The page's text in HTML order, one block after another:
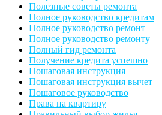
Полезные советы ремонта
Полное руководство кредитам
Полное руководство ремонт
Полное руководство ремонту
Полный гид ремонта
Получение кредита успешно
Пошаговая инструкция
Пошаговая инструкция вычет
Пошаговое руководство
Права на квартиру